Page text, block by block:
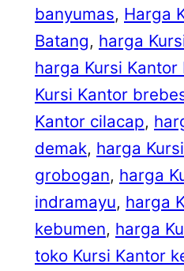
banyumas, Harga
Batang, harga
harga Kursi Kantor
Kursi Kantor
Kantor cilacap,
demak, harga
grobogan, harga
indramayu, harga
kebumen, harga
toko Kursi Kantor